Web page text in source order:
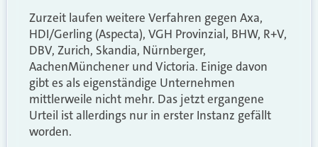
Zurzeit laufen weitere Verfahren gegen Axa,
HDI/Gerling (Aspecta), VGH Provinzial, BHW, R+V,
DBV, Zurich, Skandia, Nürnberger,
AachenMünchener und Victoria. Einige davon
gibt es als eigenständige Unternehmen
mittlerweile nicht mehr. Das jetzt ergangene
Urteil ist allerdings nur in erster Instanz gefällt
worden.